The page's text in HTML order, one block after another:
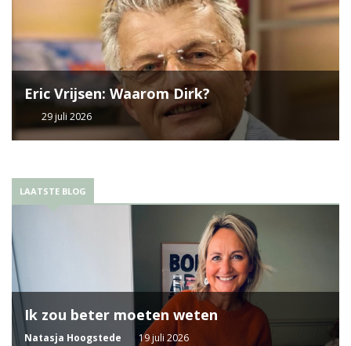
Eric Vrijsen: Waarom Dirk?
29 juli 2026
LAATSTE BLOG
Ik zou beter moeten weten
Natasja Hoogstede 19 juli 2026